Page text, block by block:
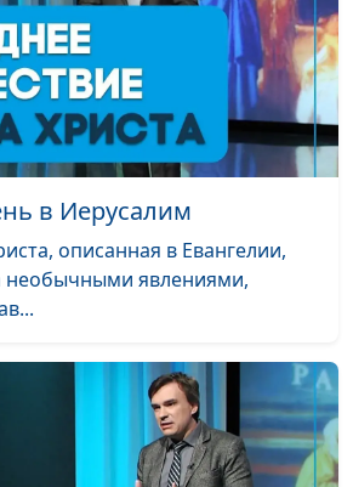
в Иерусалим
описанная в Евангелии,
необычными явлениями,